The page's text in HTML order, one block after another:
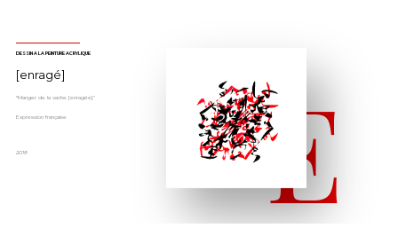
E
DESSIN À LA PEINTURE ACRYLIQUE
[enragé]
“Manger de la vache [enragée].”
Expression française
2018